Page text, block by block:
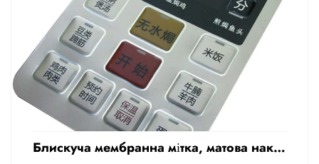
Блискуча мембранна мітка, матова наклейка для передньої панелі керування, рельєфна полікарбонатна графічна накладка